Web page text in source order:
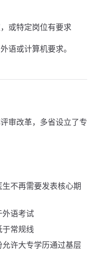
或特定岗位有要求
语或计算机要求。
审改革，多省设立了专
生不再需要发表核心期
外语考试
于常规线
允许大专学历通过基层